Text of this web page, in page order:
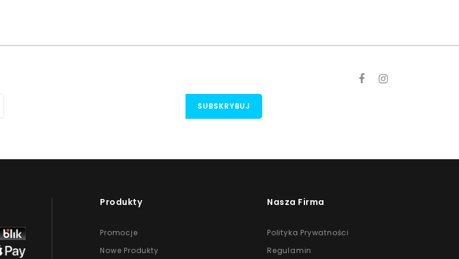
Produkty
Promocje
Nowe Produkty
Nasza Firma
Polityka Prywatności
Regulamin